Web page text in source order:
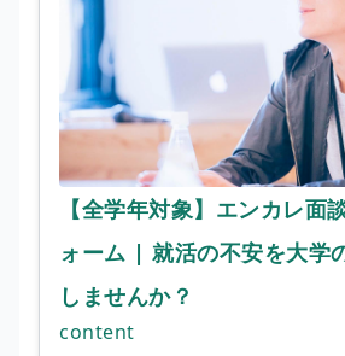
【全学年対象】エンカレ面
ォーム | 就活の不安を大学
しませんか？
content